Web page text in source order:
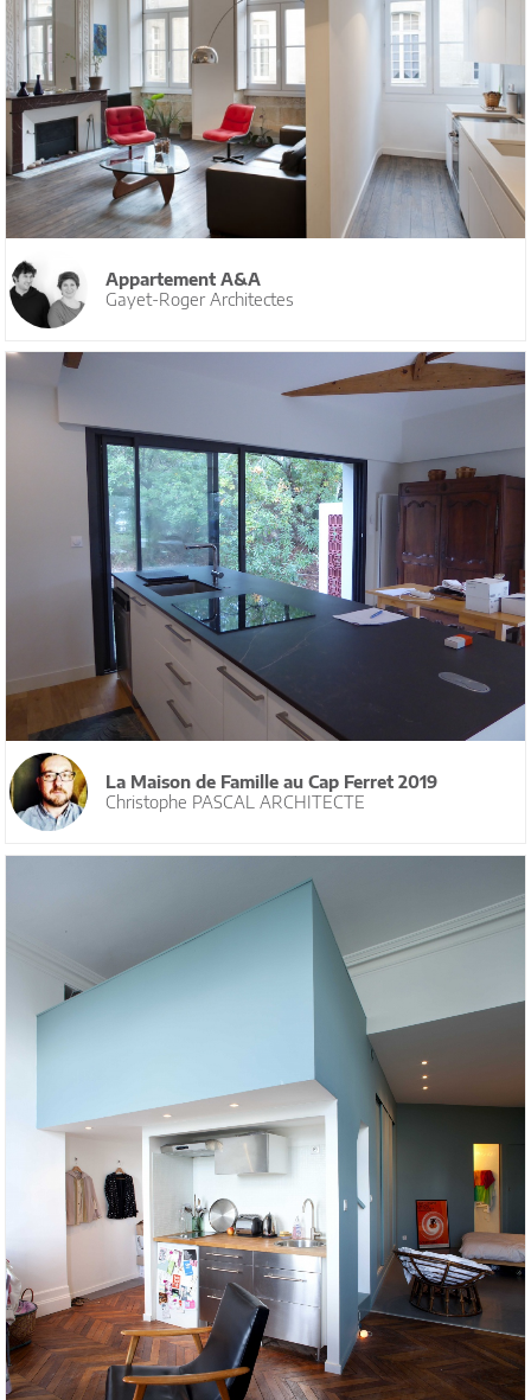
Appartement A&A
Gayet-Roger Architectes
La Maison de Famille au Cap Ferret 2019
Christophe PASCAL ARCHITECTE